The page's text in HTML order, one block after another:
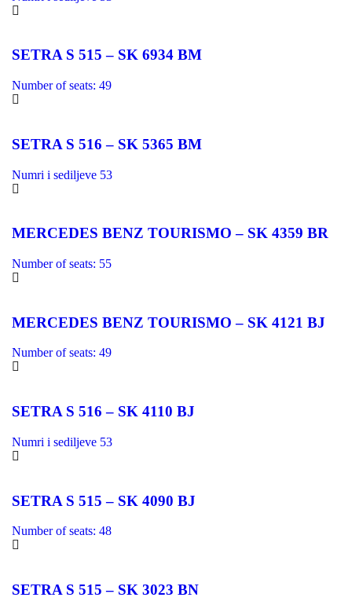
SETRA S 515 – SK 6934 BM
Number of seats: 49
SETRA S 516 – SK 5365 BM
Numri i sediljeve 53
MERCEDES BENZ TOURISMO – SK 4359 BR
Number of seats: 55
MERCEDES BENZ TOURISMO – SK 4121 BJ
Number of seats: 49
SETRA S 516 – SK 4110 BJ
Numri i sediljeve 53
SETRA S 515 – SK 4090 BJ
Number of seats: 48
SETRA S 515 – SK 3023 BN